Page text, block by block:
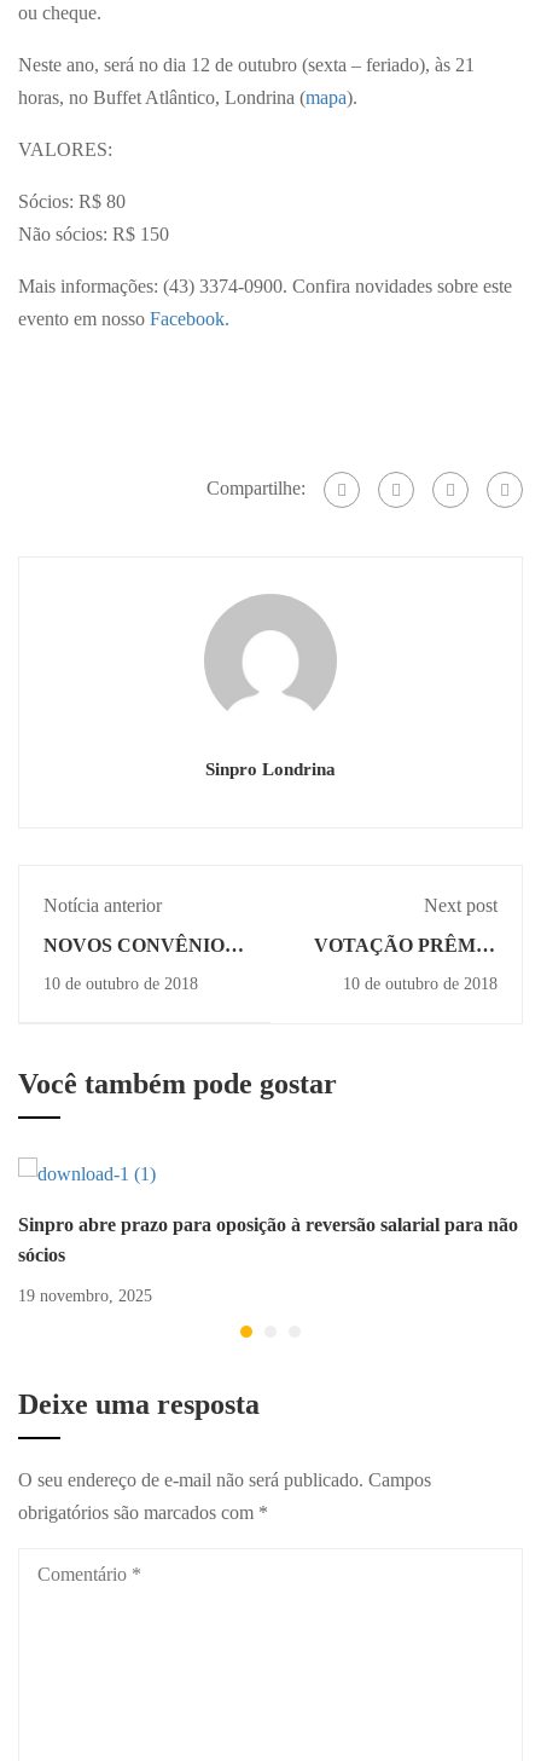
ou cheque.
Neste ano, será no dia 12 de outubro (sexta – feriado), às 21
horas, no Buffet Atlântico, Londrina (mapa).
VALORES:
Sócios: R$ 80
Não sócios: R$ 150
Mais informações: (43) 3374-0900. Confira novidades sobre este
evento em nosso Facebook.
Compartilhe:
Sinpro Londrina
Notícia anterior
NOVOS CONVÊNIOS
LONDRINA
10 de outubro de 2018
Next post
VOTAÇÃO PRÊMIO
EXCELÊNCIA
10 de outubro de 2018
Você também pode gostar
Sinpro abre prazo para oposição à reversão salarial para não
sócios
19 novembro, 2025
Deixe uma resposta
O seu endereço de e-mail não será publicado. Campos
obrigatórios são marcados com *